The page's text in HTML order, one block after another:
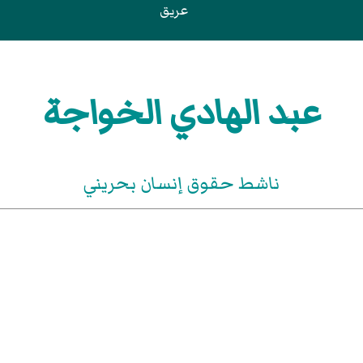
عريق
عبد الهادي الخواجة
ناشط حقوق إنسان بحريني